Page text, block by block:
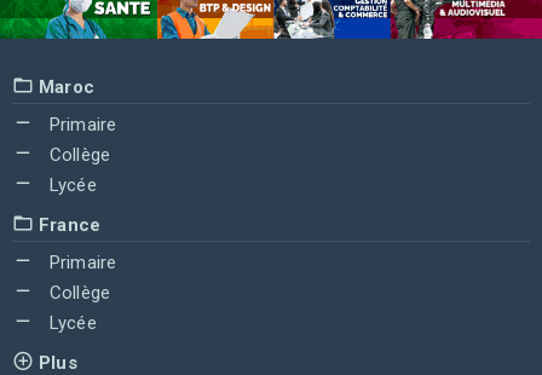
Maroc
Primaire
Collège
Lycée
France
Primaire
Collège
Lycée
Plus